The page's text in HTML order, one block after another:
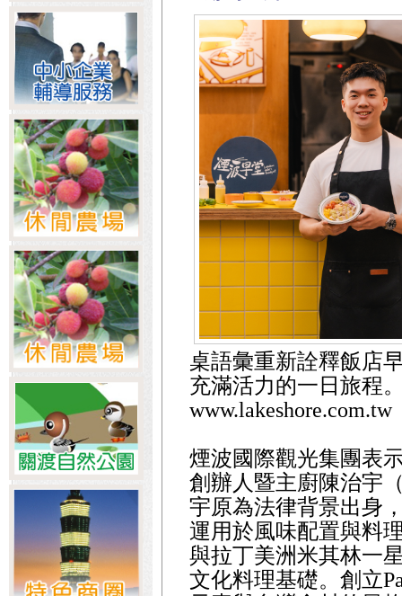
桌語彙重新詮釋飯店
充滿活力的一日旅程
www.lakeshore.com.tw
煙波國際觀光集團表
創辦人暨主廚陳治宇
宇原為法律背景出身
運用於風味配置與料
與拉丁美洲米其林一
文化料理基礎。創立